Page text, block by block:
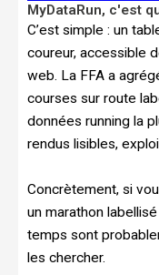
MyDataRun, c'est
C’est simple : un
coureur, accessible
web. La FFA a
courses sur route
données running la
rendus lisibles,
Concrètement, si
un marathon
temps sont
les chercher.